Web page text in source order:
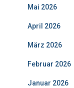
Mai 2026
April 2026
März 2026
Februar 2026
Januar 2026